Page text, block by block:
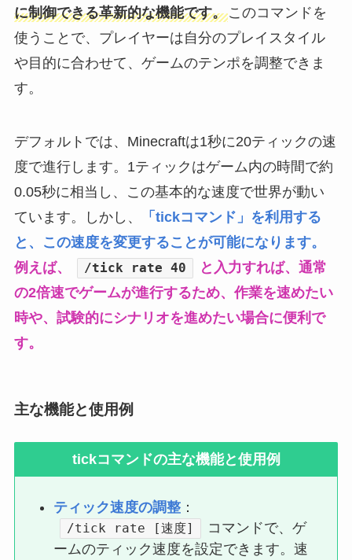
に制御できる革新的な機能です。このコマンドを
使うことで、プレイヤーは自分のプレイスタイル
や目的に合わせて、ゲームのテンポを調整できま
す。
デフォルトでは、Minecraftは1秒に20ティックの速
度で進行します。1ティックはゲーム内の時間で約
0.05秒に相当し、この基本的な速度で世界が動い
ています。しかし、
「tickコマンド」を利用する
と、この速度を変更することが可能になります。
例えば、
/tick rate 40
と入力すれば、通常
の2倍速でゲームが進行するため、作業を速めたい
時や、試験的にシナリオを進めたい場合に便利で
す。
主な機能と使用例
tickコマンドの主な機能と使用例
ティック速度の調整 ：
/tick rate [速度]
コマンドで、ゲ
ームのティック速度を設定できます。速